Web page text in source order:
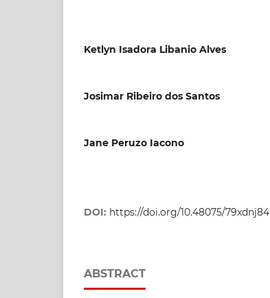
Ketlyn Isadora Libanio Alves
Josimar Ribeiro dos Santos
Jane Peruzo Iacono
DOI: https://doi.org/10.48075/79xdnj84
ABSTRACT